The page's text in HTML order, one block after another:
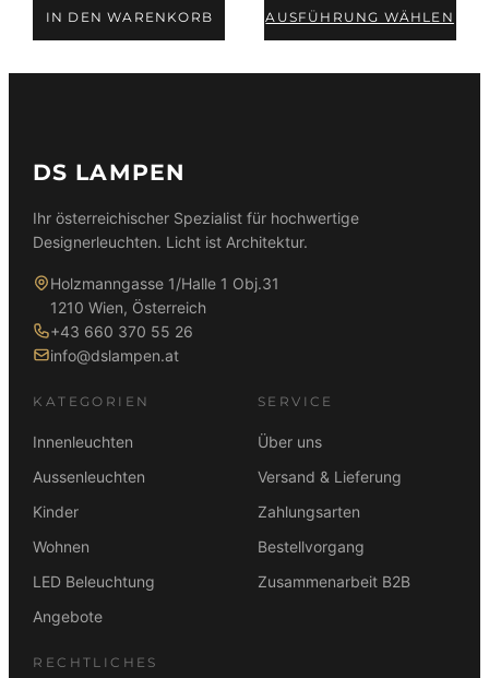
IN DEN WARENKORB AUSFÜHRUNG WÄHLEN
DS LAMPEN
Ihr österreichischer Spezialist für hochwertige
Designerleuchten. Licht ist Architektur.
Holzmanngasse 1/Halle 1 Obj.31
1210 Wien, Österreich
+43 660 370 55 26
info@dslampen.at
KATEGORIEN
Innenleuchten
Aussenleuchten
Kinder
Wohnen
LED Beleuchtung
Angebote
SERVICE
Über uns
Versand & Lieferung
Zahlungsarten
Bestellvorgang
Zusammenarbeit B2B
RECHTLICHES